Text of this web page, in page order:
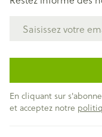
En cliquant sur
et acceptez notre